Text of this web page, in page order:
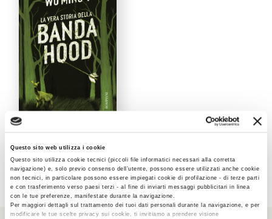
Questo sito web utilizza i cookie
Questo sito utilizza cookie tecnici (piccoli file informatici necessari alla corretta
navigazione) e, solo previo consenso dell’utente, possono essere utilizzati anche cookie
non tecnici, in particolare possono essere impiegati cookie di profilazione - di terze parti
e con trasferimento verso paesi terzi - al fine di inviarti messaggi pubblicitari in linea
con le tue preferenze, manifestate durante la navigazione.
Per maggiori dettagli sul trattamento dei tuoi dati personali durante la navigazione, e per
modificare le tue scelte privacy sui cookie, ti invitiamo a prendere visione
La vera storia della
banda Hood
Wu Ming 4